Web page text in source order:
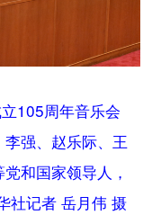
105周年音乐会
李强、赵乐际、王
和国家领导人，
社记者 岳月伟 摄